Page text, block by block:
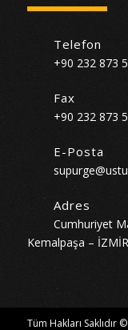
Telefon
+90 232 873
Fax
+90 232 873
E-Posta
Adres
Cumhuriyet
Kemalpaşa – İZMİR
Tüm Hakları